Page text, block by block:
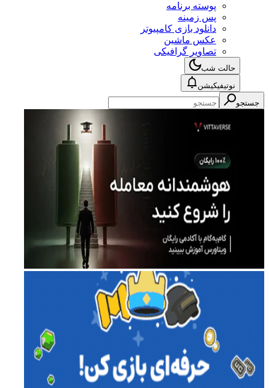
پوسته برنامه
پس زمینه
دانلود بازی کامپیوتر
عکس ماشین
تصاویر گرافیکی
حالت شب
نوتیفیکیشن
جستجو